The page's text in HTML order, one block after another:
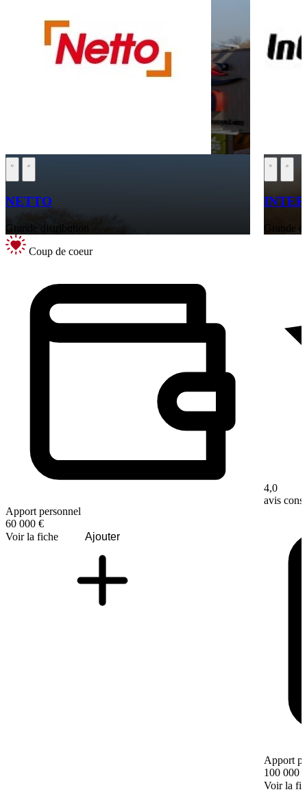
NETTO
Grande distribution
Coup de coeur
Apport personnel
60 000 €
Voir la fiche
Ajouter
Grande
4,0
avis
Apport
100 000 €
Voir la